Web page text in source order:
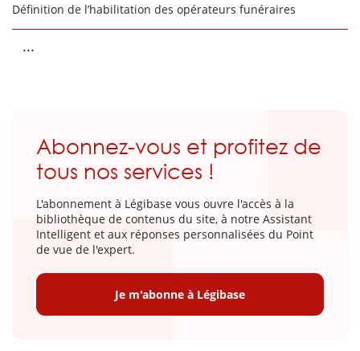
Définition de l’habilitation des opérateurs funéraires
...
Abonnez-vous et profitez de
tous nos services !
L'abonnement à Légibase vous ouvre l'accès à la
bibliothèque de contenus du site, à notre Assistant
Intelligent et aux réponses personnalisées du Point
de vue de l'expert.
Je m'abonne à Légibase